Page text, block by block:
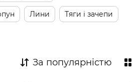
Лини Тяги і зачепи
За популярністю